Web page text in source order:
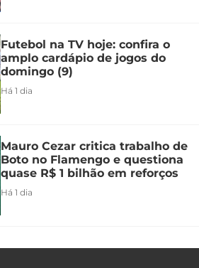
Futebol na TV hoje: confira o
amplo cardápio de jogos do
domingo (9)
Há 1 dia
Mauro Cezar critica trabalho de
Boto no Flamengo e questiona
quase R$ 1 bilhão em reforços
Há 1 dia